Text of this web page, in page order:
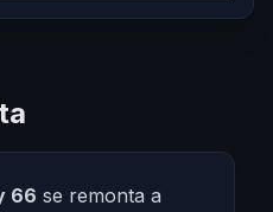
66 se remonta a